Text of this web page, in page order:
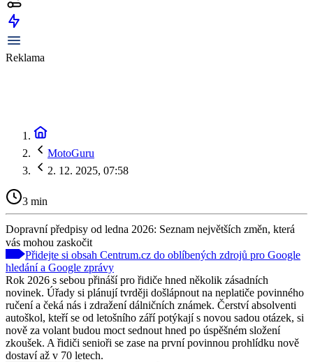
Reklama
MotoGuru
2. 12. 2025, 07:58
3 min
Dopravní předpisy od ledna 2026: Seznam největších změn, která
vás mohou zaskočit
Přidejte si obsah Centrum.cz do oblíbených zdrojů pro Google
hledání a Google zprávy
Rok 2026 s sebou přináší pro řidiče hned několik zásadních
novinek. Úřady si plánují tvrději došlápnout na neplatiče povinného
ručení a čeká nás i zdražení dálničních známek. Čerství absolventi
autoškol, kteří se od letošního září potýkají s novou sadou otázek, si
nově za volant budou moct sednout hned po úspěšném složení
zkoušek. A řidiči senioři se zase na první povinnou prohlídku nově
dostaví až v 70 letech.